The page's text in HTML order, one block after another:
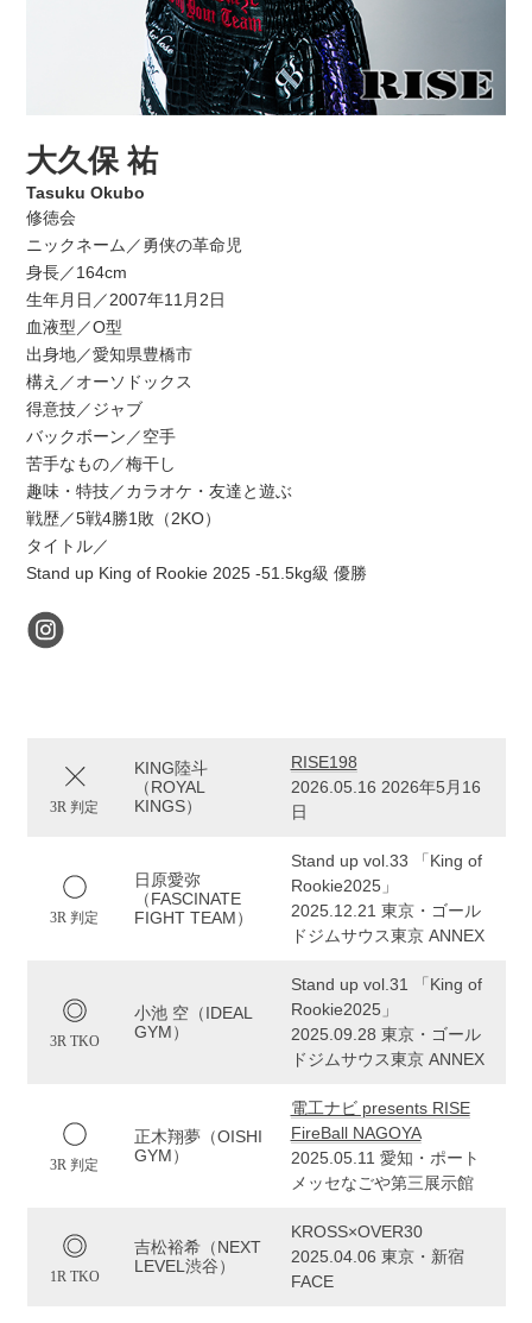
大久保 祐
Tasuku Okubo
修徳会
ニックネーム／勇侠の革命児
身長／164cm
生年月日／2007年11月2日
血液型／O型
出身地／愛知県豊橋市
構え／オーソドックス
得意技／ジャブ
バックボーン／空手
苦手なもの／梅干し
趣味・特技／カラオケ・友達と遊ぶ
戦歴／5戦4勝1敗（2KO）
タイトル／
Stand up King of Rookie 2025 -51.5kg級 優勝
3R 判定
KING陸斗
（ROYAL
KINGS）
RISE198
2026.05.16 2026年5月16
日
3R 判定
日原愛弥
（FASCINATE
FIGHT TEAM）
Stand up vol.33 「King of
Rookie2025」
2025.12.21 東京・ゴール
ドジムサウス東京 ANNEX
3R TKO
小池 空（IDEAL
GYM）
Stand up vol.31 「King of
Rookie2025」
2025.09.28 東京・ゴール
ドジムサウス東京 ANNEX
3R 判定
正木翔夢（OISHI
GYM）
電工ナビ presents RISE
FireBall NAGOYA
2025.05.11 愛知・ポート
メッセなごや第三展示館
1R TKO
吉松裕希（NEXT
LEVEL渋谷）
KROSS×OVER30
2025.04.06 東京・新宿
FACE